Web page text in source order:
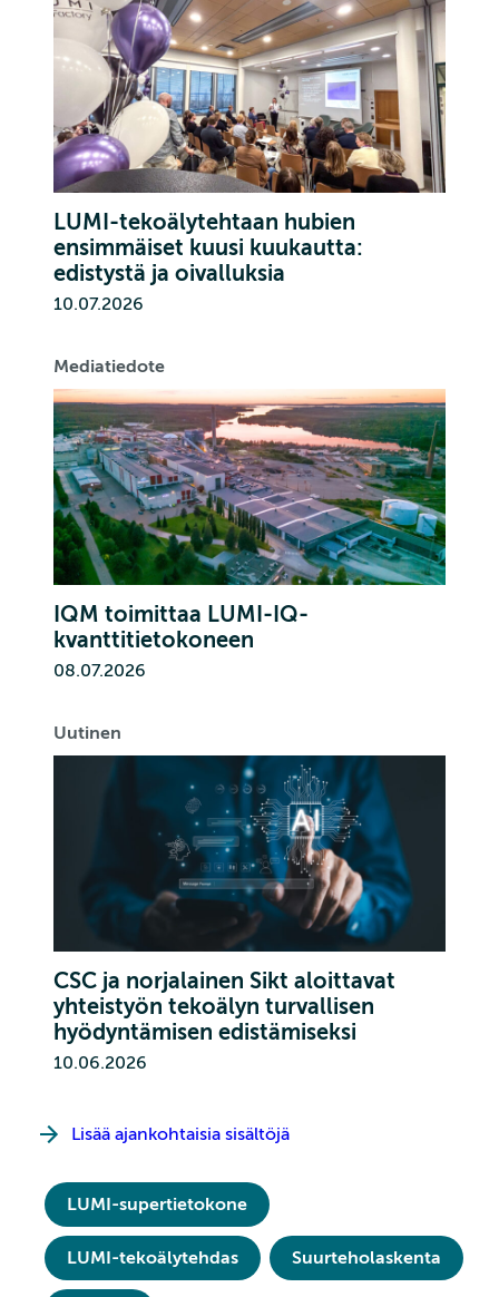
LUMI-tekoälytehtaan hubien
ensimmäiset kuusi kuukautta:
edistystä ja oivalluksia
10.07.2026
Mediatiedote
IQM toimittaa LUMI-IQ-
kvanttitietokoneen
08.07.2026
Uutinen
CSC ja norjalainen Sikt aloittavat
yhteistyön tekoälyn turvallisen
hyödyntämisen edistämiseksi
10.06.2026
Lisää ajankohtaisia sisältöjä
LUMI-supertietokone
LUMI-tekoälytehdas Suurteholaskenta